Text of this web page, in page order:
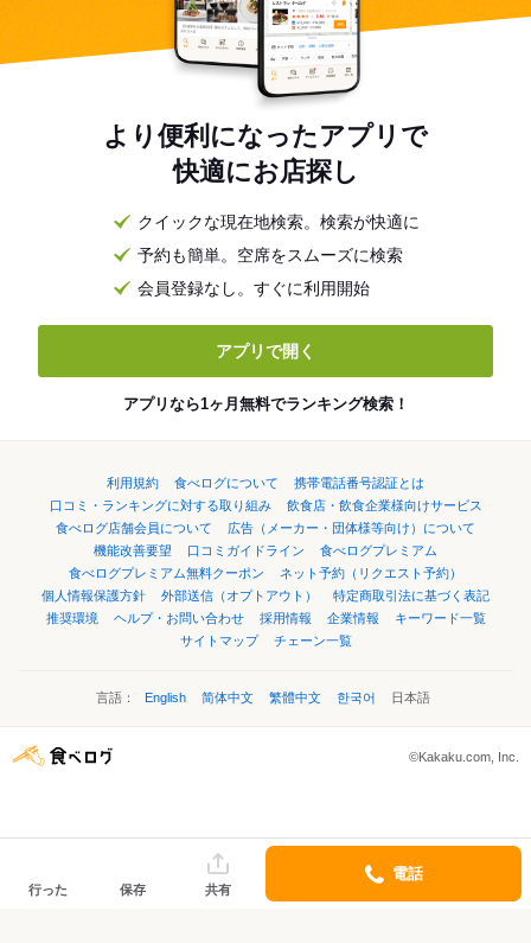
より便利になったアプリで
快適にお店探し
クイックな現在地検索。検索が快適に
予約も簡単。空席をスムーズに検索
会員登録なし。すぐに利用開始
アプリで開く
アプリなら1ヶ月無料でランキング検索！
利用規約 食べログについて
携帯電話番号認証とは
口コミ・ランキングに対する取り組み
飲食店・飲食企業様向けサービス
食べログ店舗会員について
広告（メーカー・団体様等向け）について
機能改善要望
口コミガイドライン
食べログプレミアム
食べログプレミアム無料クーポン
ネット予約（リクエスト予約）
個人情報保護方針
外部送信（オプトアウト）
特定商取引法に基づく表記
推奨環境
ヘルプ・お問い合わせ 採用情報 企業情報
キーワード一覧
サイトマップ
チェーン一覧
言語： English 简体中文 繁體中文 한국어 日本語
©Kakaku.com, Inc.
行った 保存 共有
電話